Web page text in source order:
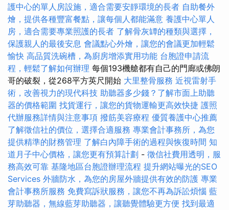
護中心的單人房設施，適合需要安靜環境的長者 自助餐外
燴，提供各種豐富餐點，讓每個人都能滿意 養護中心單人
房，適合需要專業照護的長者 了解骨灰罈的種類與選擇，
保護親人的最後安息 會議點心外燴，讓您的會議更加輕鬆
愉快 高品質洗碗槽，為廚房增添實用功能 台胞證申請流
程，輕鬆了解如何辦理 每個193機艙都有自己的門廊或佛朗
哥的破裂，從268平方英尺開始 大里整骨服務 近視雷射手
術，改善視力的現代科技 助聽器多少錢？了解市面上助聽
器的價格範圍 找貨運行，讓您的貨物運輸更高效快捷 護照
代辦服務詳情與注意事項 撥筋美容療程 優質養護中心推薦
了解徵信社的價位，選擇合適服務 專業會計事務所，為您
提供精準的財務管理 了解白內障手術的過程與恢復時間 知
道月子中心價格，讓您更有預算計劃 - 徵信社費用透明，服
務高效可靠 基隆地區台胞證辦理流程 提升網站曝光的SEO
Services 外牆防水，為您的房屋外牆提供有效的防護 專業
會計事務所服務 免費寫訴狀服務，讓您不再為訴訟煩惱 藍
芽助聽器，無線藍芽助聽器，讓聽覺體驗更方便 找到最適